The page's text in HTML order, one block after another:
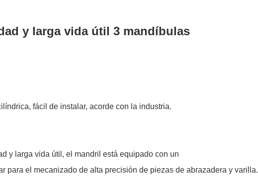
y larga vida útil 3 mandíbulas
fácil de instalar, acorde con la industria.
y larga vida útil, el mandril está equipado con un
para el mecanizado de alta precisión de piezas de abrazadera y varilla.